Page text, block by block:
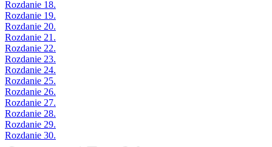
Rozdanie 18.
Rozdanie 19.
Rozdanie 20.
Rozdanie 21.
Rozdanie 22.
Rozdanie 23.
Rozdanie 24.
Rozdanie 25.
Rozdanie 26.
Rozdanie 27.
Rozdanie 28.
Rozdanie 29.
Rozdanie 30.